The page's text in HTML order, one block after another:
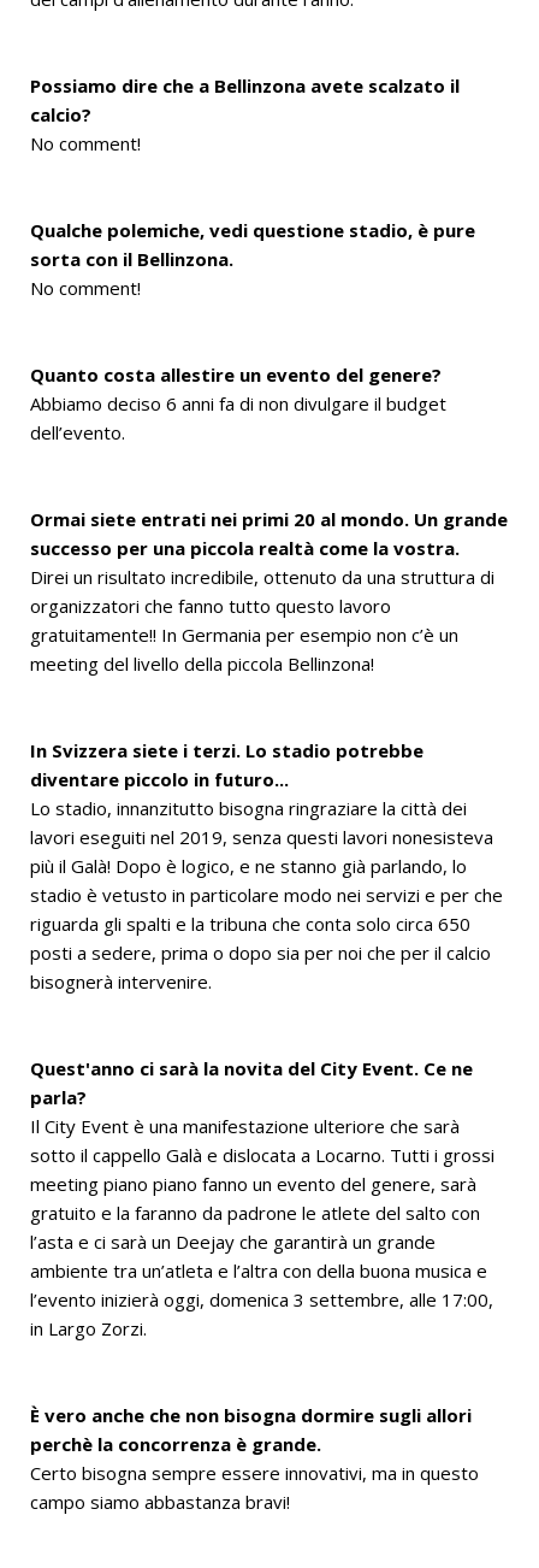
Possiamo dire che a Bellinzona avete scalzato il
calcio?
No comment!
Qualche polemiche, vedi questione stadio, è pure
sorta con il Bellinzona.
No comment!
Quanto costa allestire un evento del genere?
Abbiamo deciso 6 anni fa di non divulgare il budget
dell’evento.
Ormai siete entrati nei primi 20 al mondo. Un grande
successo per una piccola realtà come la vostra.
Direi un risultato incredibile, ottenuto da una struttura di
organizzatori che fanno tutto questo lavoro
gratuitamente!! In Germania per esempio non c’è un
meeting del livello della piccola Bellinzona!
In Svizzera siete i terzi. Lo stadio potrebbe
diventare piccolo in futuro...
Lo stadio, innanzitutto bisogna ringraziare la città dei
lavori eseguiti nel 2019, senza questi lavori nonesisteva
più il Galà! Dopo è logico, e ne stanno già parlando, lo
stadio è vetusto in particolare modo nei servizi e per che
riguarda gli spalti e la tribuna che conta solo circa 650
posti a sedere, prima o dopo sia per noi che per il calcio
bisognerà intervenire.
Quest'anno ci sarà la novita del City Event. Ce ne
parla?
Il City Event è una manifestazione ulteriore che sarà
sotto il cappello Galà e dislocata a Locarno. Tutti i grossi
meeting piano piano fanno un evento del genere, sarà
gratuito e la faranno da padrone le atlete del salto con
l’asta e ci sarà un Deejay che garantirà un grande
ambiente tra un’atleta e l’altra con della buona musica e
l’evento inizierà oggi, domenica 3 settembre, alle 17:00,
in Largo Zorzi.
È vero anche che non bisogna dormire sugli allori
perchè la concorrenza è grande.
Certo bisogna sempre essere innovativi, ma in questo
campo siamo abbastanza bravi!